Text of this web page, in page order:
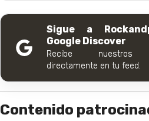
Sigue a
Google Discover
Recibe nuestros
directamente en tu feed.
Contenido